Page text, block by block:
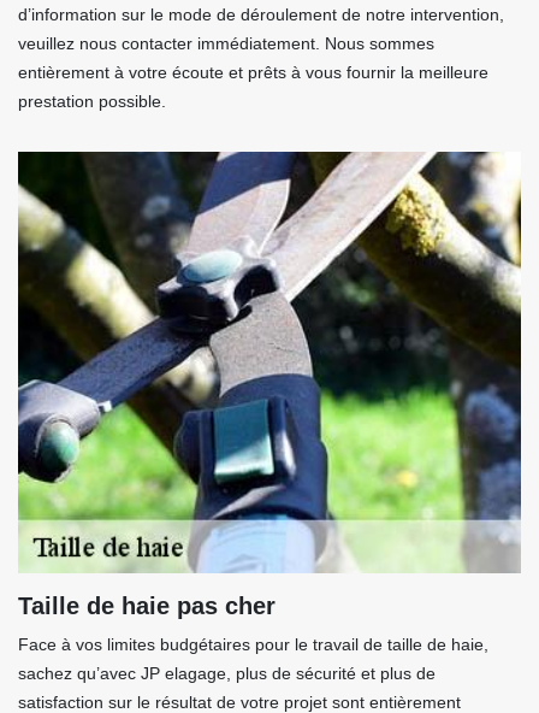
d’information sur le mode de déroulement de notre intervention,
veuillez nous contacter immédiatement. Nous sommes
entièrement à votre écoute et prêts à vous fournir la meilleure
prestation possible.
Taille de haie pas cher
Face à vos limites budgétaires pour le travail de taille de haie,
sachez qu’avec JP elagage, plus de sécurité et plus de
satisfaction sur le résultat de votre projet sont entièrement